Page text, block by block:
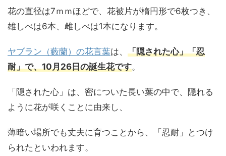
花の直径は7ｍｍほどで、花被片が楕円形で6枚つき、
雄しべは6本、雌しべは1本になります。
ヤブラン（藪蘭）の花言葉は、 「隠された心」「忍
耐」で、10月26日の誕生花です。
「隠された心」は、密についた長い葉の中で、隠れる
ように花が咲くことに由来し、
薄暗い場所でも丈夫に育つことから、「忍耐」とつけ
られたといわれます。